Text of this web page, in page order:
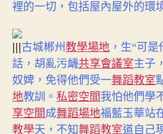
裡的一切，包括屋內屋外的環
|||古城郴州 教學場地 ，生“可
話，胡亂污衊共享會議室主子
奴婢，免得他們受一舞蹈教室
地教訓。 私密空間 我怕他們學
享空間 成舞蹈場地福藍玉華站
教學天，不知 舞蹈教室道自己